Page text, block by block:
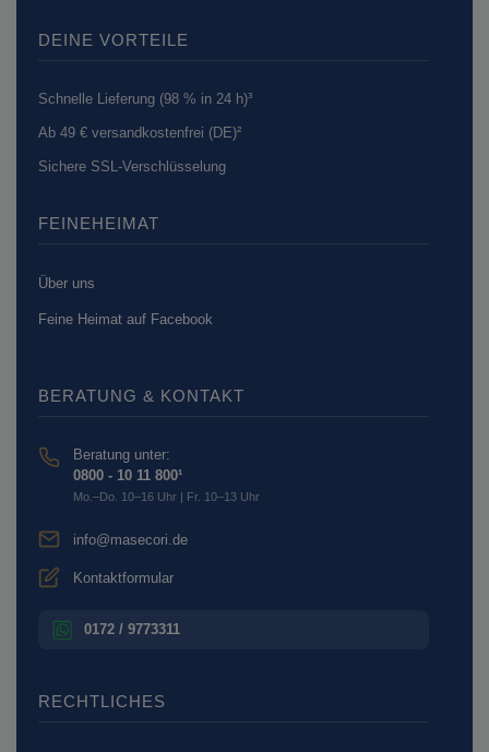
DEINE VORTEILE
Schnelle Lieferung (98 % in 24 h)³
Ab 49 € versandkostenfrei (DE)²
Sichere SSL-Verschlüsselung
FEINEHEIMAT
Über uns
Feine Heimat auf Facebook
BERATUNG & KONTAKT
Beratung unter:
0800 - 10 11 800¹
Mo.–Do. 10–16 Uhr | Fr. 10–13 Uhr
info@masecori.de
Kontaktformular
0172 / 9773311
RECHTLICHES